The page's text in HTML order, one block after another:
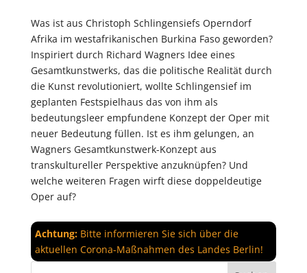
Was ist aus Christoph Schlingensiefs Operndorf
Afrika im westafrikanischen Burkina Faso geworden?
Inspiriert durch Richard Wagners Idee eines
Gesamtkunstwerks, das die politische Realität durch
die Kunst revolutioniert, wollte Schlingensief im
geplanten Festspielhaus das von ihm als
bedeutungsleer empfundene Konzept der Oper mit
neuer Bedeutung füllen. Ist es ihm gelungen, an
Wagners Gesamtkunstwerk-Konzept aus
transkultureller Perspektive anzuknüpfen? Und
welche weiteren Fragen wirft diese doppeldeutige
Oper auf?
Achtung:Bitte informieren Sie sich über die
aktuellen Corona-Maßnahmen des Landes Berlin!